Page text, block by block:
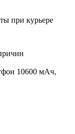
при курьере
10600 мАч,